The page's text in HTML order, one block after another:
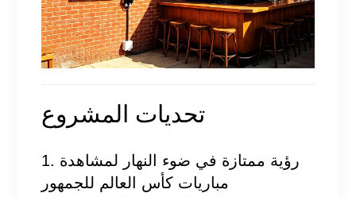
تحديات المشروع
1. رؤية ممتازة في ضوء النهار لمشاهدة
مباريات كأس العالم للجمهور